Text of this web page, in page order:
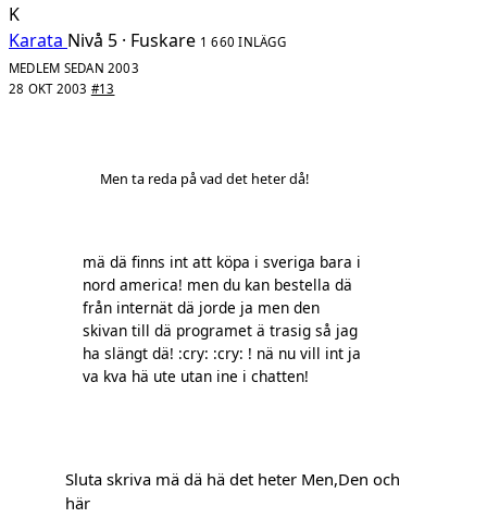
K
Karata Nivå 5 · Fuskare 1 660 INLÄGG
MEDLEM SEDAN 2003
28 OKT 2003 #13
Men ta reda på vad det heter då!
mä dä finns int att köpa i sveriga bara i
nord america! men du kan bestella dä
från internät dä jorde ja men den
skivan till dä programet ä trasig så jag
ha slängt dä! :cry: :cry: ! nä nu vill int ja
va kva hä ute utan ine i chatten!
Sluta skriva mä dä hä det heter Men,Den och
här